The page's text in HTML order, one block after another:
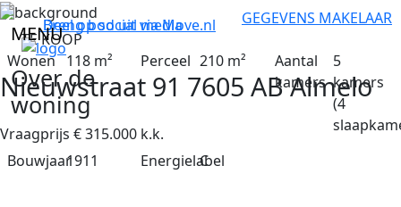
MENU
GEGEVENS MAKELAAR
Breng bod uit viaMove.nl
Deel op social media
TE KOOP
Nieuwstraat 91 7605 AB Almelo
Vraagprijs €315.000 k.k.
Wonen 118 m² Perceel 210 m²
Aantal
kamers
5
kamers
(4
Bouwjaar1911 Energielabel
C
Over de
woning